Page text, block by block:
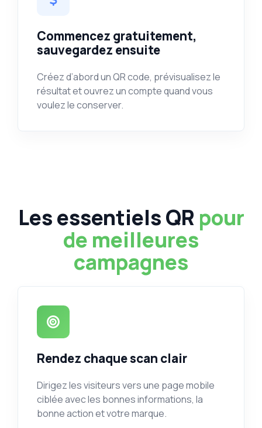
Commencez gratuitement,
sauvegardez ensuite
Créez d’abord un QR code, prévisualisez le
résultat et ouvrez un compte quand vous
voulez le conserver.
Les essentiels QR pour
de meilleures
campagnes
Rendez chaque scan clair
Dirigez les visiteurs vers une page mobile
ciblée avec les bonnes informations, la
bonne action et votre marque.